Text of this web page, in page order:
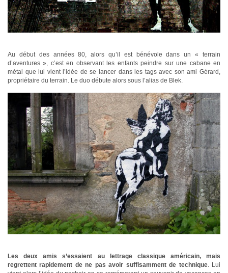
Au début des années 80, alors qu’il est bénévole dans un « terrain
d’aventures », c’est en observant les enfants peindre sur une cabane en
métal que lui vient l’idée de se lancer dans les tags avec son ami Gérard,
propriétaire du terrain. Le duo débute alors sous l’alias de Blek.
Les deux amis s’essaient au lettrage classique américain, mais
regrettent rapidement de ne pas avoir suffisamment de technique. Lui